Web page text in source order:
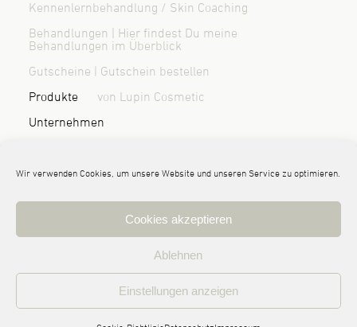
Wir verwenden Cookies, um unsere Website und unseren Service zu optimieren.
Cookies akzeptieren
Ablehnen
Einstellungen anzeigen
Kennenlernbehandlung / Skin Coaching
Behandlungen | Hier findest Du meine
Behandlungen im Überblick
Gutscheine | Gutschein bestellen
Produkte
von Lupin Cosmetic
Unternehmen
Blog & News
Kontakt / Anfahrt
Datenschutz
AGB | Allgemeine Geschäftsbedingungen